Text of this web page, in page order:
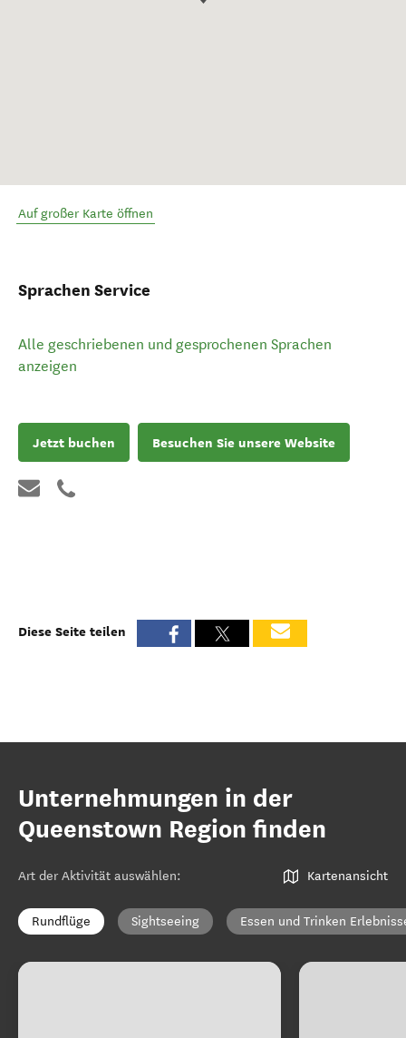
Auf großer Karte öffnen
Sprachen Service
Alle geschriebenen und gesprochenen Sprachen
anzeigen
Jetzt buchen Besuchen Sie unsere Website
Diese Seite teilen
Unternehmungen in der
Queenstown Region finden
Art der Aktivität auswählen: Kartenansicht
Rundflüge Sightseeing Essen und Trinken